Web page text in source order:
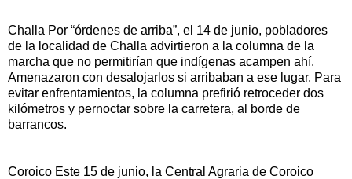
Challa Por “órdenes de arriba”, el 14 de junio, pobladores
de la localidad de Challa advirtieron a la columna de la
marcha que no permitirían que indígenas acampen ahí.
Amenazaron con desalojarlos si arribaban a ese lugar. Para
evitar enfrentamientos, la columna prefirió retroceder dos
kilómetros y pernoctar sobre la carretera, al borde de
barrancos.
Coroico Este 15 de junio, la Central Agraria de Coroico